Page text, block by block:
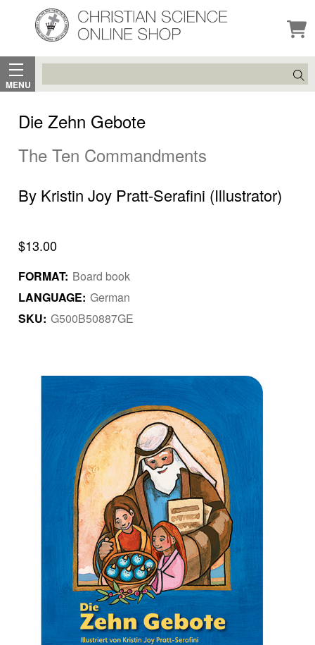
MENU
Search
Die Zehn Gebote
The Ten Commandments
By Kristin Joy Pratt-Serafini (Illustrator)
$13.00
FORMAT: Board book
LANGUAGE: German
SKU: G500B50887GE